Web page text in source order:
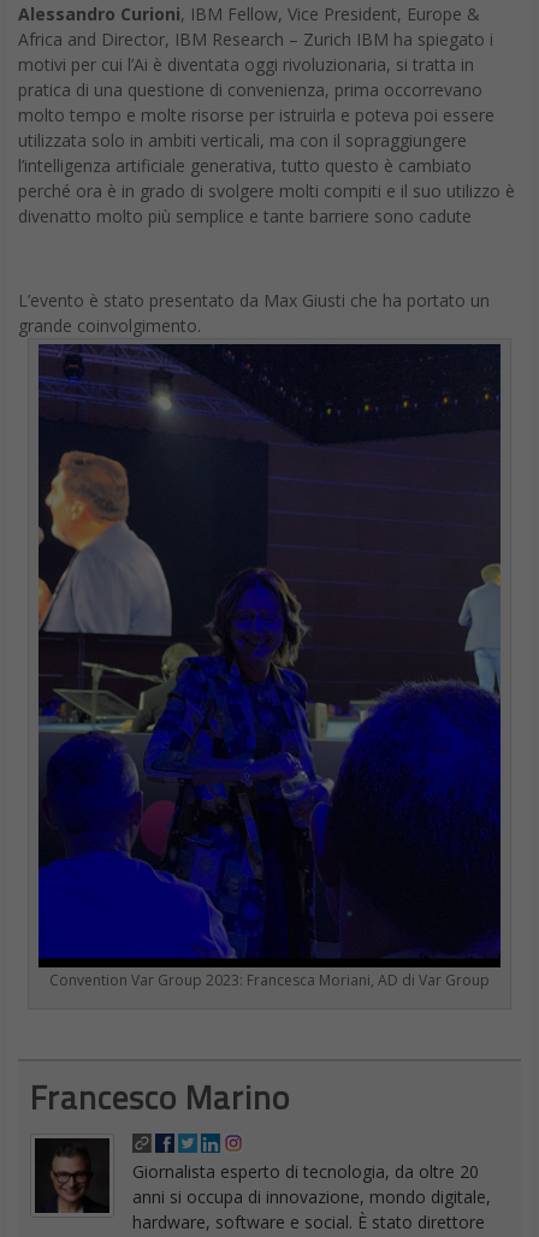
Alessandro Curioni, IBM Fellow, Vice President, Europe &
Africa and Director, IBM Research – Zurich IBM ha spiegato i
motivi per cui l’Ai è diventata oggi rivoluzionaria, si tratta in
pratica di una questione di convenienza, prima occorrevano
molto tempo e molte risorse per istruirla e poteva poi essere
utilizzata solo in ambiti verticali, ma con il sopraggiungere
l’intelligenza artificiale generativa, tutto questo è cambiato
perché ora è in grado di svolgere molti compiti e il suo utilizzo è
divenatto molto più semplice e tante barriere sono cadute
L’evento è stato presentato da Max Giusti che ha portato un
grande coinvolgimento.
Convention Var Group 2023: Francesca Moriani, AD di Var Group
Francesco Marino
Giornalista esperto di tecnologia, da oltre 20
anni si occupa di innovazione, mondo digitale,
hardware, software e social. È stato direttore